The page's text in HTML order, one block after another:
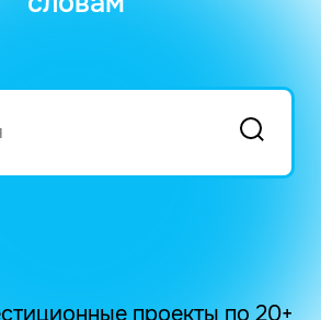
проекты по 20+